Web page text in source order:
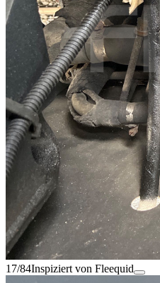
17/84Inspiziert von Fleequid